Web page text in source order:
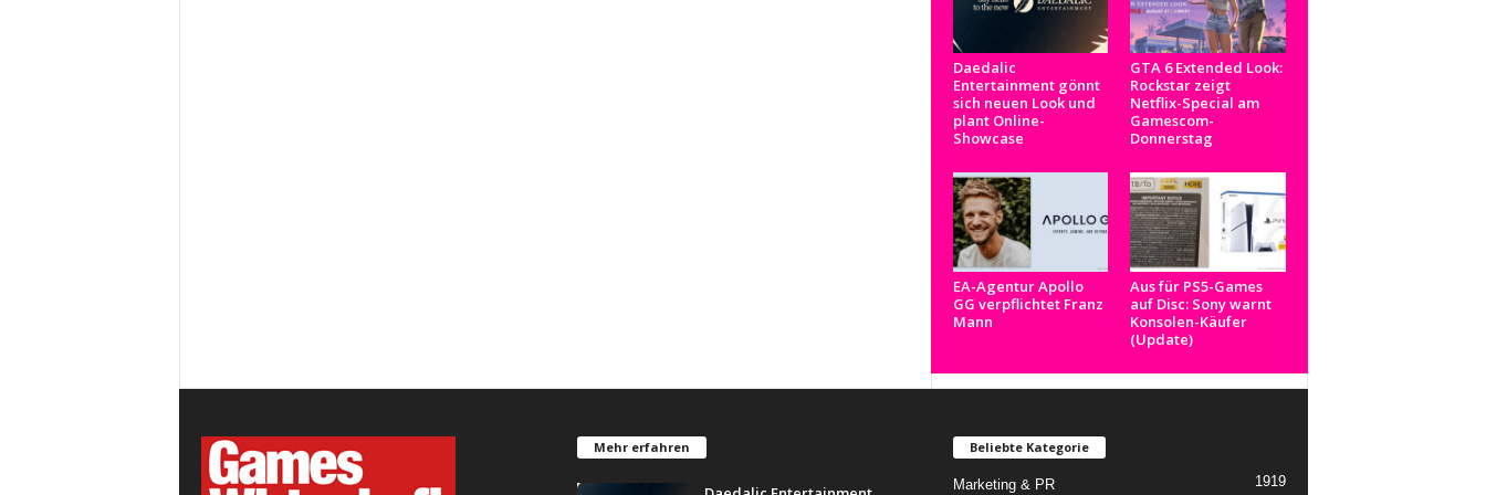
Daedalic
Entertainment gönnt
sich neuen Look und
plant Online-
Showcase
GTA 6 Extended Look:
Rockstar zeigt
Netflix-Special am
Gamescom-
Donnerstag
EA-Agentur Apollo
GG verpflichtet Franz
Mann
Aus für PS5-Games
auf Disc: Sony warnt
Konsolen-Käufer
(Update)
Mehr erfahren Beliebte Kategorie
Marketing & PR 1919